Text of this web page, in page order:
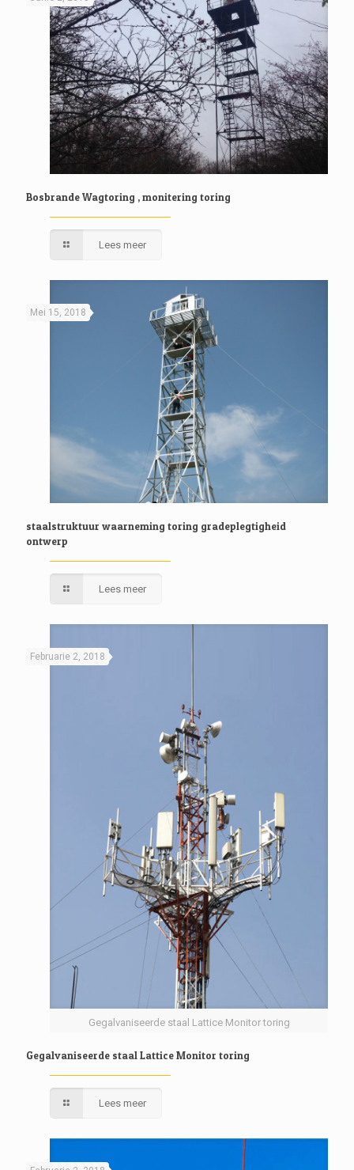
Bosbrande Wagtoring , monitering toring
Lees meer
Mei 15, 2018
staalstruktuur waarneming toring gradeplegtigheid
ontwerp
Lees meer
Gegalvaniseerde staal Lattice Monitor toring
Februarie 2, 2018
Gegalvaniseerde staal Lattice Monitor toring
Lees meer